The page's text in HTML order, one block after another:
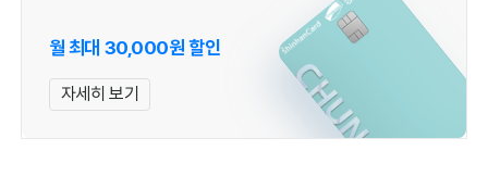
월 최대 30,000원 할인
자세히 보기